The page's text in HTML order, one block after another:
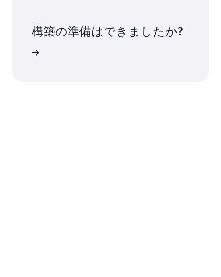
構築の準備はできましたか?